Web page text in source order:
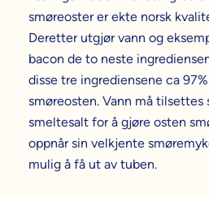
smøreoster er ekte norsk
Deretter utgjør vann og
bacon de to neste
disse tre ingrediensene ca
smøreosten. Vann må tilsettes
smeltesalt for å gjøre osten
oppnår sin velkjente
mulig å få ut av tuben.